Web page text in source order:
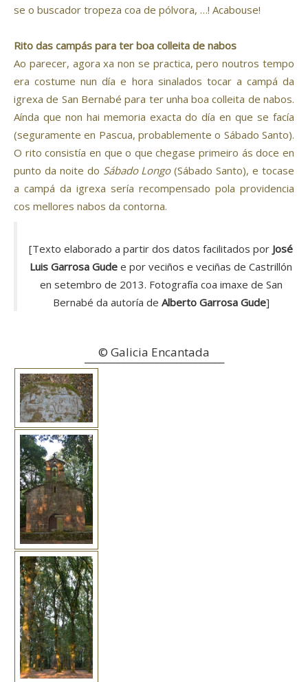
se o buscador tropeza coa de pólvora, …! Acabouse!
Rito das campás para ter boa colleita de nabos
Ao parecer, agora xa non se practica, pero noutros tempo
era costume nun día e hora sinalados tocar a campá da
igrexa de San Bernabé para ter unha boa colleita de nabos.
Aínda que non hai memoria exacta do día en que se facía
(seguramente en Pascua, probablemente o Sábado Santo).
O rito consistía en que o que chegase primeiro ás doce en
punto da noite do Sábado Longo(Sábado Santo), e tocase
a campá da igrexa sería recompensado pola providencia
cos mellores nabos da contorna.
[Texto elaborado a partir dos datos facilitados por José
Luis Garrosa Gude e por veciños e veciñas de Castrillón
en setembro de 2013. Fotografía coa imaxe de San
Bernabé da autoría de Alberto Garrosa Gude]
© Galicia Encantada
_____________________________